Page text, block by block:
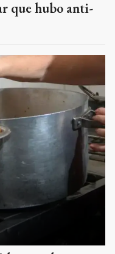
que hubo anti-